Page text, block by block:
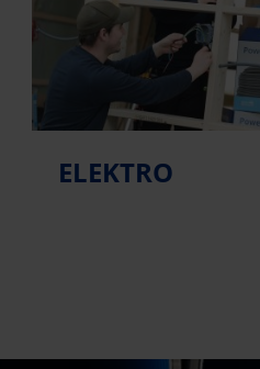
ELEKTRO